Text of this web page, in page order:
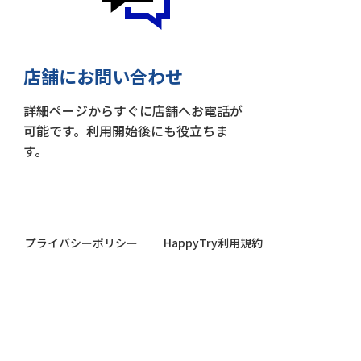
店舗にお問い合わせ
詳細ページからすぐに店舗へお電話が
可能です。利用開始後にも役立ちま
す。
プライバシーポリシー HappyTry利用規約